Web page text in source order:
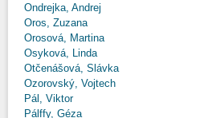
Ondrejka, Andrej
Oros, Zuzana
Orosová, Martina
Osyková, Linda
Otčenášová, Slávka
Ozorovský, Vojtech
Pál, Viktor
Pálffy, Géza